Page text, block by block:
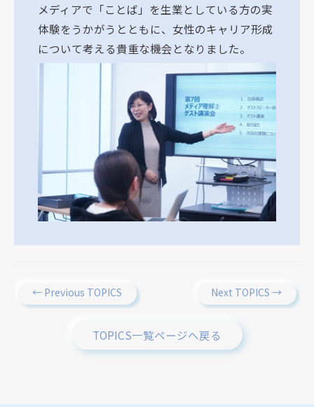
メディアで「ことば」を生業としている方の実
体験をうかがうとともに、女性のキャリア形成
について考える貴重な機会となりました。
← Previous TOPICS Next TOPICS →
TOPICS一覧ページへ戻る